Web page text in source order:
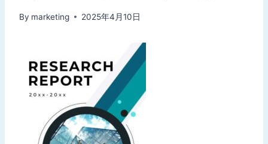
By marketing 2025年4月10日